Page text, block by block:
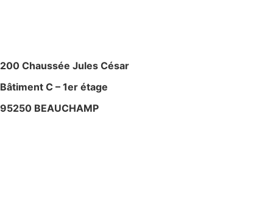
200 Chaussée Jules César
Bâtiment C – 1er étage
95250 BEAUCHAMP